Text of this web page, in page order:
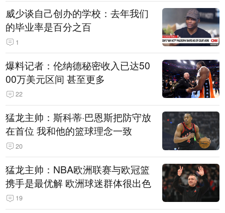
威少谈自己创办的学校：去年我们
的毕业率是百分之百
1
爆料记者：伦纳德秘密收入已达50
00万美元区间 甚至更多
22
猛龙主帅：斯科蒂·巴恩斯把防守放
在首位 我和他的篮球理念一致
20
猛龙主帅：NBA欧洲联赛与欧冠篮
携手是最优解 欧洲球迷群体很出色
19